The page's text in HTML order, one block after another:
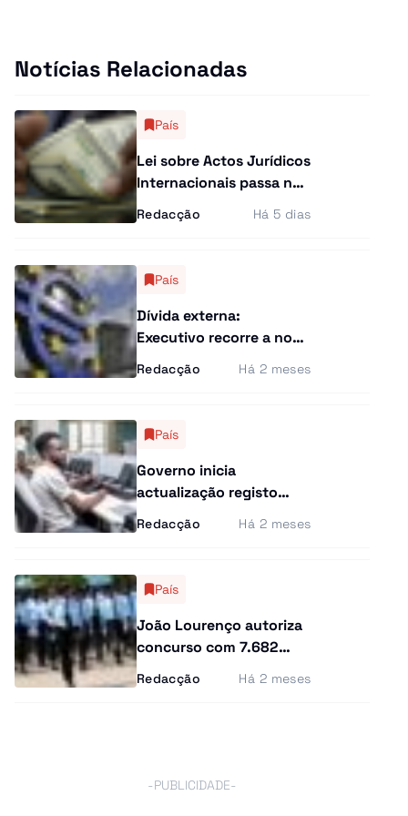
Ensino Superior
Gastronomia
Notícias Relacionadas
País
Lei sobre Actos Jurídicos
Internacionais passa na
especialidade
Redacção Há 5 dias
País
Dívida externa:
Executivo recorre a novo
financiamento de 340
milhões de euros
Redacção Há 2 meses
País
Governo inicia
actualização registo
eleitoral sem novos
cartões e com exigência
Redacção Há 2 meses
País
João Lourenço autoriza
concurso com 7.682
vagas para Polícia, SIC e
Migração
Redacção Há 2 meses
-PUBLICIDADE-